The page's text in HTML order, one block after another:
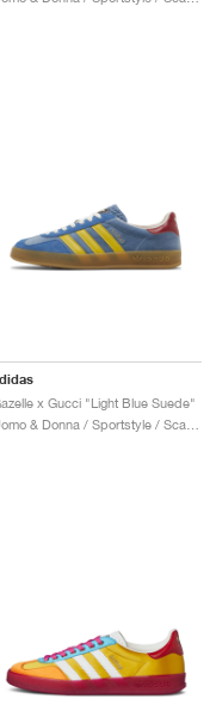
x Gucci "Light Blue Suede"